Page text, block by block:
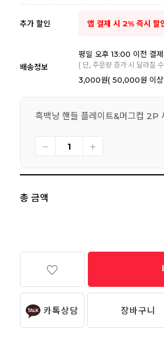
추가 할인 앱 결제 시 2% 즉시 할
배송정보
평일 오후 13:00 이전 결제
( 단, 주문량 증가 시 달라질
3,000원( 50,000원 이상
흑백냥 핸들 플레이트&머그컵 2P
총 금액
카톡상담 장바구니